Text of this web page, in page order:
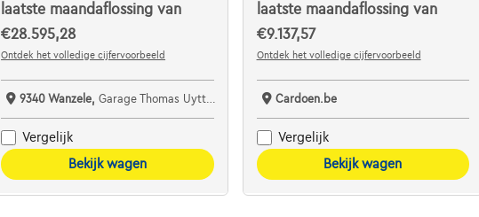
laatste maandaflossing van
€28.595,28
Ontdek het volledige cijfervoorbeeld
9340 Wanzele,Garage Thomas Uyttendaele
Vergelijk
Bekijk wagen
laatste maandaflossing van
€9.137,57
Ontdek het volledige cijfervoorbeeld
Cardoen.be
Vergelijk
Bekijk wagen